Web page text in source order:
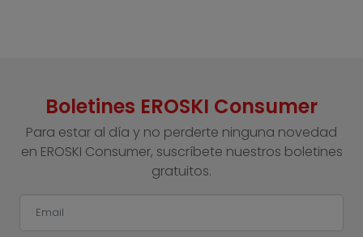
Boletines EROSKI Consumer
Para estar al día y no perderte ninguna novedad
en EROSKI Consumer, suscríbete nuestros boletines
gratuitos.